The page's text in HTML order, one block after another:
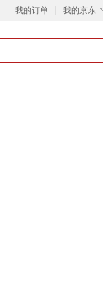
我的订单 我的京东